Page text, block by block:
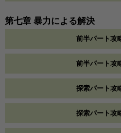
第七章 暴力による解決
前半パート攻
前半パート攻
探索パート攻
探索パート攻